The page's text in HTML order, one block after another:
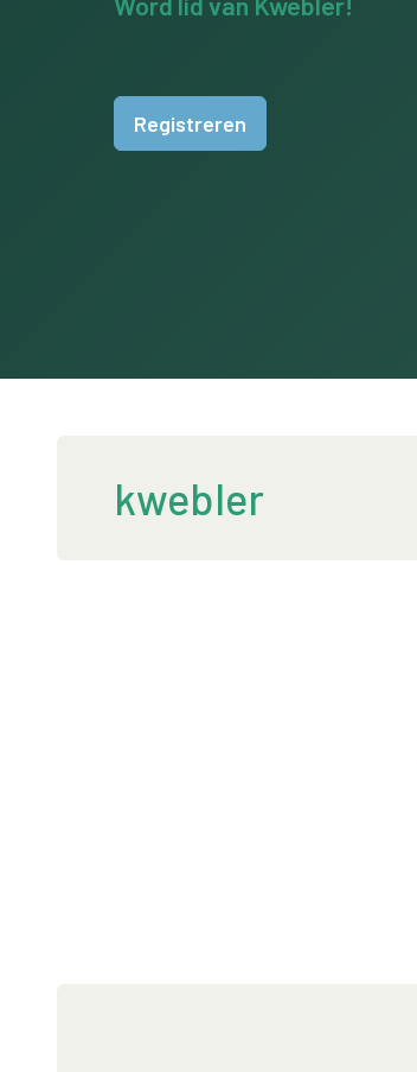
Registreren
kwebler